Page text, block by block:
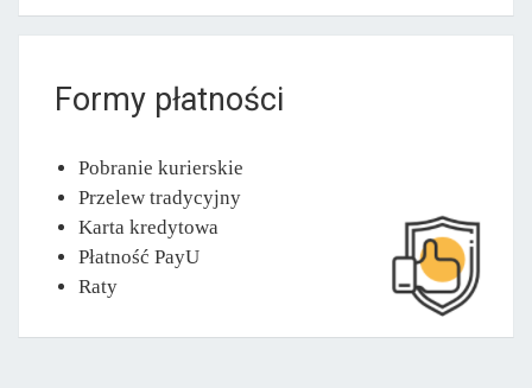
Formy płatności
Pobranie kurierskie
Przelew tradycyjny
Karta kredytowa
Płatność PayU
Raty